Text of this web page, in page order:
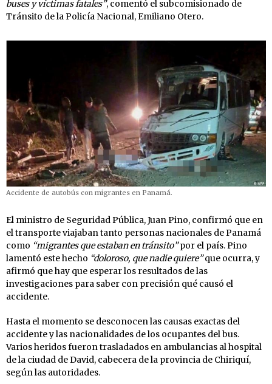
buses y víctimas fatales”, comentó el subcomisionado de
Tránsito de la Policía Nacional, Emiliano Otero.
Accidente de autobús con migrantes en Panamá.
El ministro de Seguridad Pública, Juan Pino, confirmó que en
el transporte viajaban tanto personas nacionales de Panamá
como “migrantes que estaban en tránsito”por el país. Pino
lamentó este hecho “doloroso, que nadie quiere”que ocurra, y
afirmó que hay que esperar los resultados de las
investigaciones para saber con precisión qué causó el
accidente.
Hasta el momento se desconocen las causas exactas del
accidente y las nacionalidades de los ocupantes del bus.
Varios heridos fueron trasladados en ambulancias al hospital
de la ciudad de David, cabecera de la provincia de Chiriquí,
según las autoridades.